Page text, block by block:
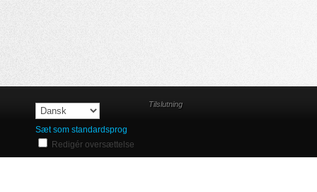
Sæt som standardsprog
Redigér oversættelse
Tilslutning